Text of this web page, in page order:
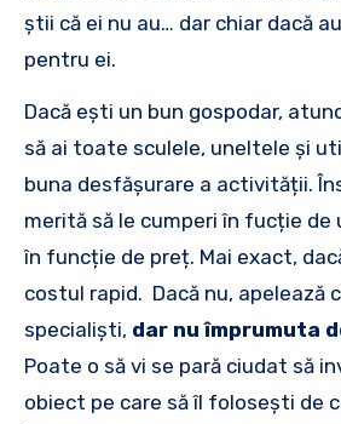
știi că ei nu au… dar chiar dacă
pentru ei.
Dacă ești un bun gospodar,
să ai toate sculele, uneltele și
buna desfășurare a activității.
merită să le cumperi în fucție
în funcție de preț. Mai exact,
costul rapid. Dacă nu, apelează
specialiști, dar nu împrumuta
Poate o să vi se pară ciudat să
obiect pe care să îl folosești de